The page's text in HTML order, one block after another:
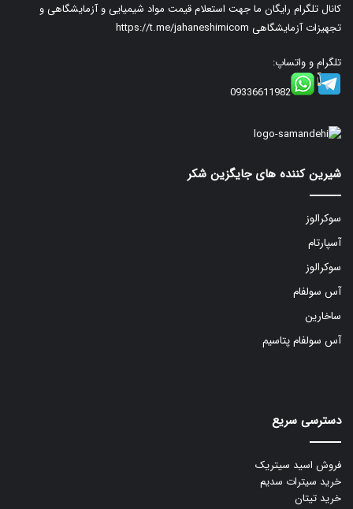
کانال تلگرام رایگان ما جهت استعلام قیمت مواد شیمیایی و آزمایشگاهی و
تجهیزات آزمایشگاهی https://t.me/jahaneshimicom
تلگرام و واتساپ:
09336611982
شیرین کننده های جایگزین شکر
سوکرالوز
آسپارتام
سوکرالوز
آس سولفام
ساخارین
آس سولفام پتاسیم
دسترسی سریع
فروش اسید سیتریک
خرید سیترات سدیم
خرید تیتان